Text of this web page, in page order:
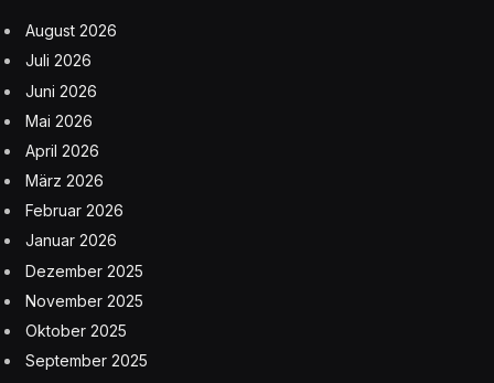
August 2026
Juli 2026
Juni 2026
Mai 2026
April 2026
März 2026
Februar 2026
Januar 2026
Dezember 2025
November 2025
Oktober 2025
September 2025